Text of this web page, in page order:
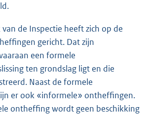
de Inspectie heeft zich op de
gericht. Dat zijn
een formele
ten grondslag ligt en die
Naast de formele
er ook «informele» ontheffingen.
ontheffing wordt geen beschikking